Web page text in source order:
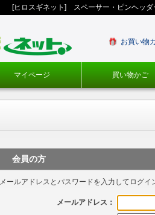
[ヒロスギネット] スペーサー・ピンヘッ
お買い物
マイページ 買い物かご
会員の方
メールアドレスとパスワードを入力してログイ
メールアドレス：